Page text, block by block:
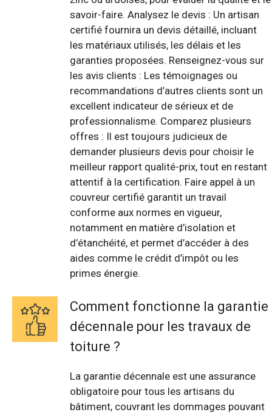
savoir-faire. Analysez le devis : Un artisan
certifié fournira un devis détaillé, incluant
les matériaux utilisés, les délais et les
garanties proposées. Renseignez-vous sur
les avis clients : Les témoignages ou
recommandations d’autres clients sont un
excellent indicateur de sérieux et de
professionnalisme. Comparez plusieurs
offres : Il est toujours judicieux de
demander plusieurs devis pour choisir le
meilleur rapport qualité-prix, tout en restant
attentif à la certification. Faire appel à un
couvreur certifié garantit un travail
conforme aux normes en vigueur,
notamment en matière d’isolation et
d’étanchéité, et permet d’accéder à des
aides comme le crédit d’impôt ou les
primes énergie.
Comment fonctionne la garantie
décennale pour les travaux de
toiture ?
La garantie décennale est une assurance
obligatoire pour tous les artisans du
bâtiment, couvrant les dommages pouvant